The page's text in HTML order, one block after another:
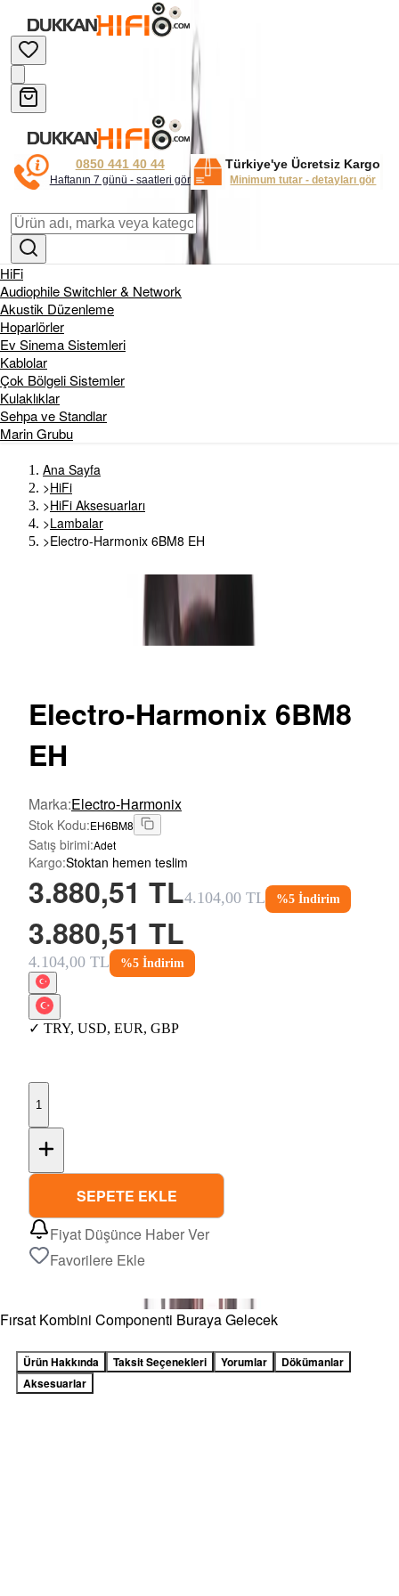
0850 441 40 44
Haftanın 7 günü - saatleri gör
Türkiye'ye Ücretsiz Kargo
Minimum tutar - detayları gör
HiFi
Audiophile Switchler & Network
Akustik Düzenleme
Hoparlörler
Ev Sinema Sistemleri
Kablolar
Çok Bölgeli Sistemler
Kulaklıklar
Sehpa ve Standlar
Marin Grubu
Ana Sayfa
>HiFi
>HiFi Aksesuarları
>Lambalar
>Electro-Harmonix 6BM8 EH
Electro-Harmonix 6BM8
EH
Marka:Electro-Harmonix
Stok Kodu:EH6BM8
Satış birimi:Adet
Kargo:Stoktan hemen teslim
3.880,51 TL4.104,00 TL %5 İndirim
3.880,51 TL
4.104,00 TL %5 İndirim
✓ TRY, USD, EUR, GBP
1
SEPETE EKLE
Fiyat Düşünce Haber Ver
Favorilere Ekle
Fırsat Kombini Componenti Buraya Gelecek
Ürün Hakkında Taksit Seçenekleri Yorumlar
Dökümanlar
Aksesuarlar